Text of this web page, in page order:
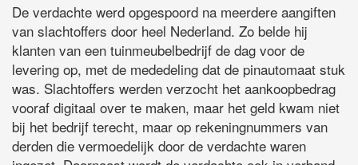
De verdachte werd opgespoord na meerdere aangiften
van slachtoffers door heel Nederland. Zo belde hij
klanten van een tuinmeubelbedrijf de dag voor de
levering op, met de mededeling dat de pinautomaat stuk
was. Slachtoffers werden verzocht het aankoopbedrag
vooraf digitaal over te maken, maar het geld kwam niet
bij het bedrijf terecht, maar op rekeningnummers van
derden die vermoedelijk door de verdachte waren